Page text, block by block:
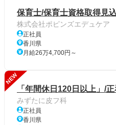
保育士/保育士資格取得見
株式会社ポピンズエデュケア
正社員
香川県
月給26万4,700円～
NEW
「年間休日120日以上」/
みずたに皮フ科
正社員
香川県